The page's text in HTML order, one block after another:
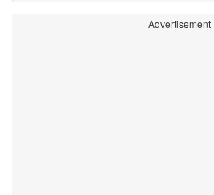
Advertisement